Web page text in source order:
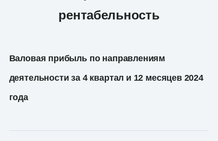
рентабельность
Валовая прибыль по направлениям
деятельности за 4 квартал и 12 месяцев 2024
года